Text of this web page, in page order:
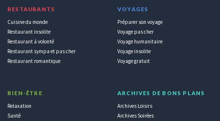
RESTAURANTS
Cuisine du monde
Restaurant insolite
Restaurant à volonté
Restaurant sympa et pas cher
Restaurant romantique
BIEN-ÊTRE
Relaxation
Santé
VOYAGES
Préparer son voyage
Voyage pas cher
Voyage humanitaire
Voyage insolite
Voyage gratuit
ARCHIVES DE BONS PLANS
Archives Loisirs
Archives Soirées